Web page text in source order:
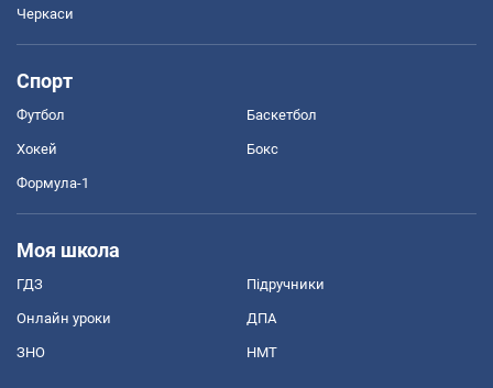
Черкаси
Спорт
Футбол Баскетбол
Хокей Бокс
Формула-1
Моя школа
ГДЗ Підручники
Онлайн уроки ДПА
ЗНО НМТ